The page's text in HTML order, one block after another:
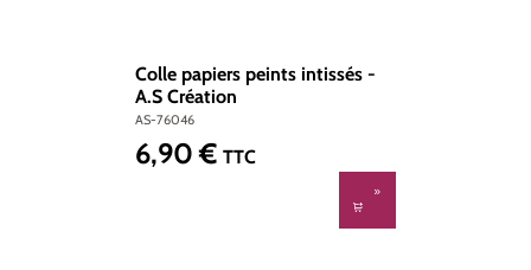
Colle papiers peints intissés -
A.S Création
AS-76046
Prix régulier :
6,90 € TTC